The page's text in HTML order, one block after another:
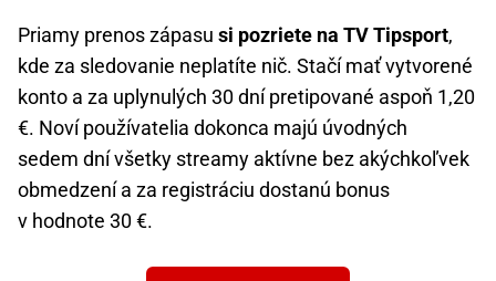
Priamy prenos zápasu si pozriete na TV Tipsport,
kde za sledovanie neplatíte nič. Stačí mať vytvorené
konto a za uplynulých 30 dní pretipované aspoň 1,20
€. Noví používatelia dokonca majú úvodných
sedem dní všetky streamy aktívne bez akýchkoľvek
obmedzení a za registráciu dostanú bonus
v hodnote 30 €.